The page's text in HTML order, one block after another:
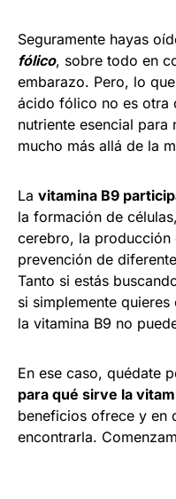
Seguramente hayas
fólico, sobre todo en
embarazo. Pero, lo
ácido fólico no es otra
nutriente esencial para
mucho más allá de la
La vitamina B9
la formación de
cerebro, la
prevención de
Tanto si estás
si simplemente
la vitamina B9 no
En ese caso, quédate
para qué sirve la
beneficios ofrece y en
encontrarla.